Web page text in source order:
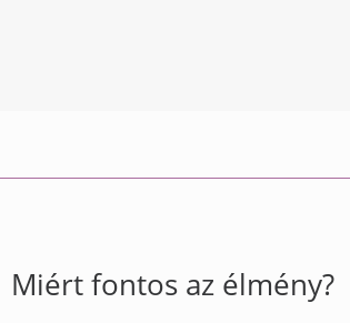
Miért fontos az élmény?